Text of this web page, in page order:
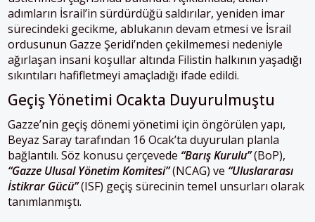
adımların İsrail’in sürdürdüğü saldırılar, yeniden imar
sürecindeki gecikme, ablukanın devam etmesi ve İsrail
ordusunun Gazze Şeridi’nden çekilmemesi nedeniyle
ağırlaşan insani koşullar altında Filistin halkının yaşadığı
sıkıntıları hafifletmeyi amaçladığı ifade edildi.
Geçiş Yönetimi Ocakta Duyurulmuştu
Gazze’nin geçiş dönemi yönetimi için öngörülen yapı,
Beyaz Saray tarafından 16 Ocak’ta duyurulan planla
bağlantılı. Söz konusu çerçevede “Barış Kurulu”(BoP),
“Gazze Ulusal Yönetim Komitesi”(NCAG) ve “Uluslararası
İstikrar Gücü”(ISF) geçiş sürecinin temel unsurları olarak
tanımlanmıştı.